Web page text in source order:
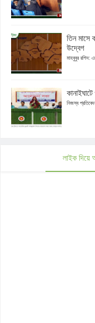
তিন মাসে
উদ্বেগ
মাহবুবুর রশিদ:
নিজস্ব
লাইক দিয়ে